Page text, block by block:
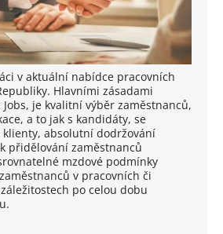
v aktuální nabídce pracovních
Hlavními zásadami
je kvalitní výběr zaměstnanců,
a to jak s kandidáty, se
klienty, absolutní dodržování
přidělování zaměstnanců
mzdové podmínky
v pracovních či
po celou dobu